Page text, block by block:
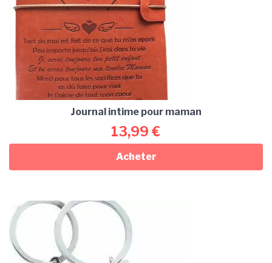
Journal intime pour maman
13,99 €
Acheter